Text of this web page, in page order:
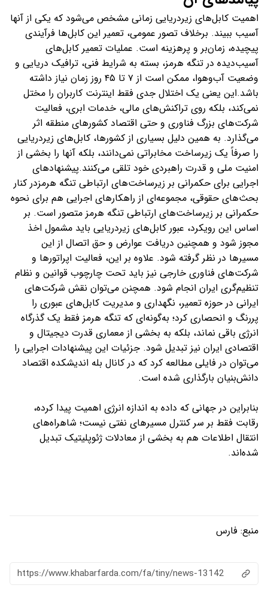
اهمیت کابل‌های زیردریایی زمانی مشخص می‌شود که یکی از آنها
آسیب ببیند. برخلاف تصور عمومی، تعمیر این کابل‌ها فرآیندی
پیچیده، زمان‌بر و پرهزینه است. عملیات تعمیر کابل‌های
آسیب‌دیده در تنگه هرمز، بسته به شرایط فنی، ترافیک دریایی و
وضعیت آب‌وهوا، ممکن است از ۷ تا ۴۵ روز زمان نیاز داشته
باشد.این یعنی یک اختلال جدی فقط اینترنت کاربران را مختل
نمی‌کند، بلکه روی تراکنش‌های مالی، خدمات ابری، فعالیت
شرکت‌های بزرگ فناوری و حتی اقتصاد کشورهای منطقه اثر
می‌گذارد. به همین دلیل بسیاری از کشورها، کابل‌های زیردریایی
را صرفاً یک زیرساخت مخابراتی نمی‌دانند، بلکه آنها را بخشی از
امنیت ملی و قدرت راهبردی خود تلقی می‌کنند.پیشنهادهای
اجرایی برای حکمرانی بر زیرساخت‌های ارتباطی تنگه هرمزدر کنار
بحث‌های حقوقی، مجموعه‌ای از راهکارهای اجرایی هم برای نحوه
حکمرانی بر زیرساخت‌های ارتباطی تنگه هرمز متصور است. بر
اساس این رویکرد، عبور کابل‌های زیردریایی باید مشمول اخذ
مجوز شود و همچنین دریافت عوارض و حق اتصال از این
مسیرها در نظر گرفته شود. علاوه بر این، فعالیت اپراتورها و
شرکت‌های فناوری خارجی نیز باید تحت چارچوب قوانین و نظام
تنظیم‌گری ایران انجام شود. همچنن می‌توان نقش شرکت‌های
ایرانی در حوزه تعمیر، نگهداری و مدیریت کابل‌های عبوری را
پررنگ و انحصاری کرد؛ به‌گونه‌ای که تنگه هرمز فقط یک گذرگاه
انرژی باقی نماند، بلکه به بخشی از معماری قدرت دیجیتال و
اقتصادی ایران نیز تبدیل شود. جزئیات این پیشنهادات اجرایی را
می‌توان در فایلی مطالعه کرد که در کانال بله اندیشکده اقتصاد
دانش‌بنیان بارگذاری شده است.
بنابراین در جهانی که داده به اندازه انرژی اهمیت پیدا کرده،
رقابت فقط بر سر کنترل مسیرهای نفتی نیست؛ شاهراه‌های
انتقال اطلاعات هم به بخشی از معادلات ژئوپلیتیک تبدیل
شده‌اند.
منبع: فارس
https://www.khabarfarda.com/fa/tiny/news-13142